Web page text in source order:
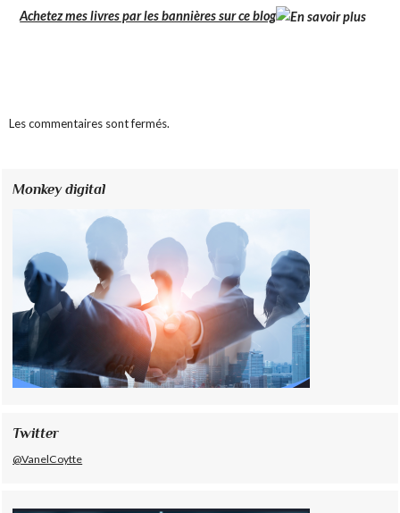
Achetez mes livres par les bannières sur ce blog
Les commentaires sont fermés.
Monkey digital
Twitter
@VanelCoytte